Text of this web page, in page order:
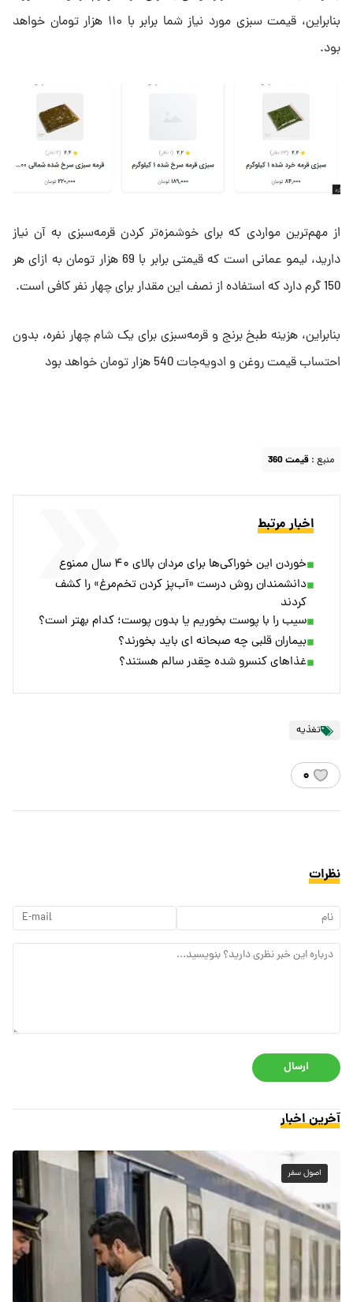
بنابراین، قیمت سبزی مورد نیاز شما برابر با ۱۱۰ هزار تومان خواهد
بود.
از مهم‌ترین مواردی که برای خوشمزه‌تر کردن قرمه‌سبزی به آن نیاز
دارید، لیمو عمانی است که قیمتی برابر با 69 هزار تومان به ازای هر
150 گرم دارد که استفاده از نصف این مقدار برای چهار نفر کافی است.
بنابراین، هزینه طبخ برنج و قرمه‌سبزی برای یک شام چهار نفره، بدون
احتساب قیمت روغن و ادویه‌جات 540 هزار تومان خواهد بود
منبع : قیمت 360
اخبار مرتبط
خوردن این خوراکی‌ها برای مردان بالای ۴۰ سال ممنوع
دانشمندان روش درست «آب‌پز کردن تخم‌مرغ» را کشف
کردند
سیب را با پوست بخوریم یا بدون پوست؛ کدام بهتر است؟
بیماران قلبی چه صبحانه ای باید بخورند؟
غذاهای کنسرو شده چقدر سالم هستند؟
تغذیه
۰
نظرات
ارسال
آخرین اخبار
اصول سفر